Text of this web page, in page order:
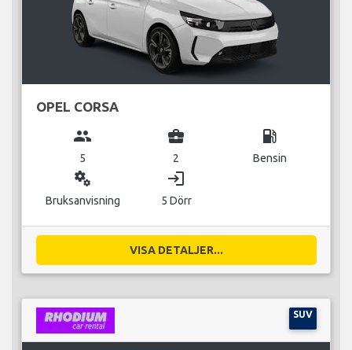
OPEL CORSA
group
5
business_center
2
local_gas_station
Bensin
miscellaneous_services
Bruksanvisning
login
5 Dörr
VISA DETALJER...
SUV